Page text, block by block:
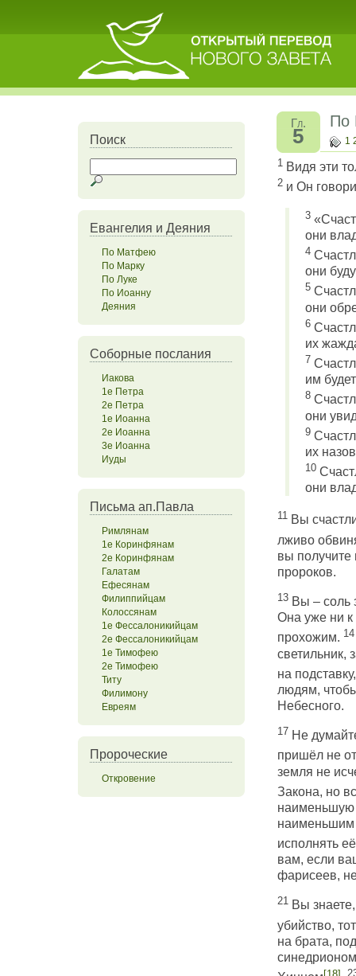
Поиск
Евангелия и Деяния
По Матфею
По Марку
По Луке
По Иоанну
Деяния
Соборные послания
Иакова
1е Петра
2е Петра
1е Иоанна
2е Иоанна
3е Иоанна
Иуды
Письма ап.Павла
Римлянам
1е Коринфянам
2е Коринфянам
Галатам
Ефесянам
Филиппийцам
Колоссянам
1е Фессалоникийцам
2е Фессалоникийцам
1е Тимофею
2е Тимофею
Титу
Филимону
Евреям
Пророческие
Откровение
Гл.
5
По
1
1Видя эти
2и Он
3
они
4
они
5
они
6
их
7
им
8
они
9
их
10
они
11Вы
лживо
вы получите
пророков.
13Вы – соль
Она уже ни к
прохожим. 14
светильник,
на
людям,
Небесного.
17 Не
пришёл не
земля не
Закона, но
наименьшую
наименьшим
исполнять
вам, если
фарисеев,
21Вы знаете,
убийство,
на брата,